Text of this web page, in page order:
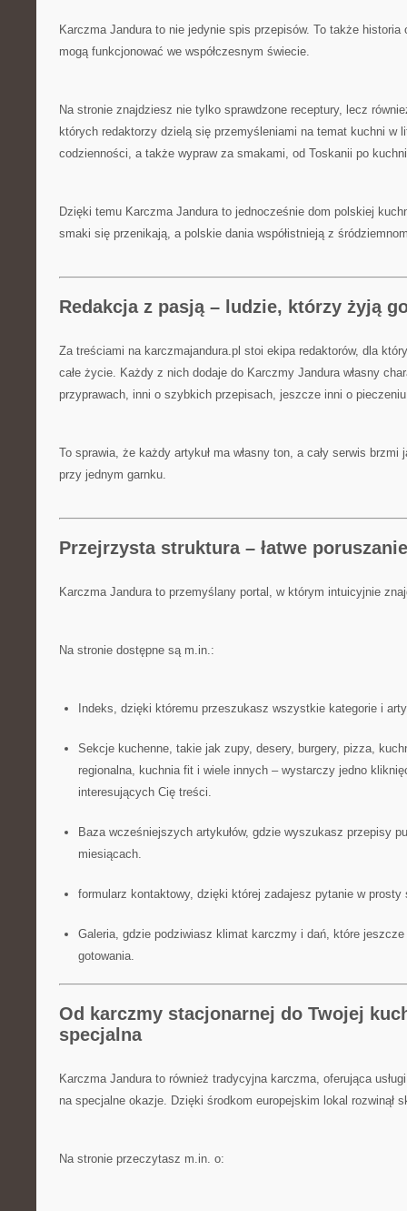
Karczma Jandura to nie jedynie spis przepisów. To także
mogą funkcjonować we współczesnym świecie.
Na stronie znajdziesz nie tylko sprawdzone receptury, lecz
których redaktorzy dzielą się przemyśleniami na temat kuchni w
codzienności, a także wypraw za smakami, od Toskanii po
Dzięki temu Karczma Jandura to jednocześnie dom polskiej
smaki się przenikają, a polskie dania współistnieją z
Redakcja z pasją – ludzie, którzy żyją
Za treściami na karczmajandura.pl stoi ekipa redaktorów, dla
całe życie. Każdy z nich dodaje do Karczmy Jandura własny
przyprawach, inni o szybkich przepisach, jeszcze inni o
To sprawia, że każdy artykuł ma własny ton, a cały serwis
przy jednym garnku.
Przejrzysta struktura – łatwe
Karczma Jandura to przemyślany portal, w którym intuicyjnie
Na stronie dostępne są m.in.:
Indeks, dzięki któremu przeszukasz wszystkie kategorie i
Sekcje kuchenne, takie jak zupy, desery, burgery, pizza,
regionalna, kuchnia fit i wiele innych – wystarczy jedno
interesujących Cię treści.
Baza wcześniejszych artykułów, gdzie wyszukasz przepisy
miesiącach.
formularz kontaktowy, dzięki której zadajesz pytanie w
Galeria, gdzie podziwiasz klimat karczmy i dań, które
gotowania.
Od karczmy stacjonarnej do Twojej
specjalna
Karczma Jandura to również tradycyjna karczma, oferująca
na specjalne okazje. Dzięki środkom europejskim lokal rozwinął
Na stronie przeczytasz m.in. o: